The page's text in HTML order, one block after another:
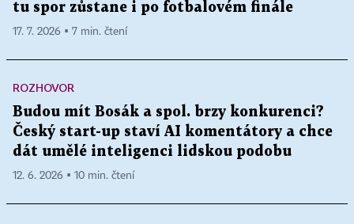
tu spor zůstane i po fotbalovém finále
17. 7. 2026 ▪ 7 min. čtení
ROZHOVOR
Budou mít Bosák a spol. brzy konkurenci?
Český start-up staví AI komentátory a chce
dát umělé inteligenci lidskou podobu
12. 6. 2026 ▪ 10 min. čtení